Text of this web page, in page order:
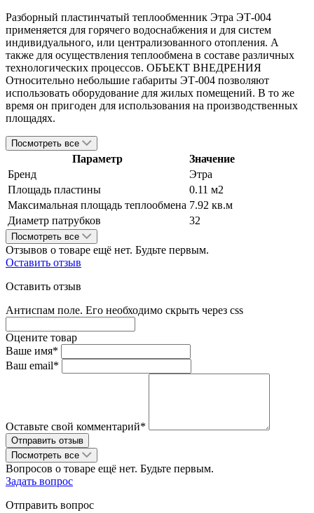
Разборный пластинчатый теплообменник Этра ЭТ-004
применяется для горячего водоснабжения и для систем
индивидуального, или централизованного отопления. А
также для осуществления теплообмена в составе различных
технологических процессов. ОБЪЕКТ ВНЕДРЕНИЯ
Относительно небольшие габариты ЭТ-004 позволяют
использовать оборудование для жилых помещений. В то же
время он пригоден для использования на производственных
площадях.
Посмотреть все
Параметр
Значение
Бренд
Этра
Площадь пластины
0.11 м2
Максимальная площадь теплообмена 7.92 кв.м
Диаметр патрубков
32
Посмотреть все
Отзывов о товаре ещё нет. Будьте первым.
Оставить отзыв
Оставить отзыв
Антиспам поле. Его необходимо скрыть через css
Оцените товар
Ваше имя*
Ваш email*
Оставьте свой комментарий*
Посмотреть все
Вопросов о товаре ещё нет. Будьте первым.
Задать вопрос
Отправить вопрос